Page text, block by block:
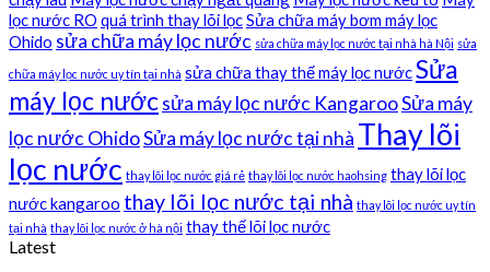
lọc nước RO quá trình thay lõi lọcSửa chữa máy bơm máy lọc
Ohido sửa chữa máy lọc nước sửa chữa máy lọc nước tại nhà hà Nội sửa
chữa máy lọc nước uy tín tại nhà sửa chữa thay thế máy lọc nướcSửa
máy lọc nướcsửa máy lọc nước KangarooSửa máy
lọc nước OhidoSửa máy lọc nước tại nhà Thay lõi
lọc nước thay lõi lọc nước giá rẻ thay lõi lọc nước haohsing thay lõi lọc
nước kangaroo thay lõi lọc nước tại nhà thay lõi lọc nước uy tín
tại nhà thay lõi lọc nước ở hà nội thay thế lõi lọc nước
Latest